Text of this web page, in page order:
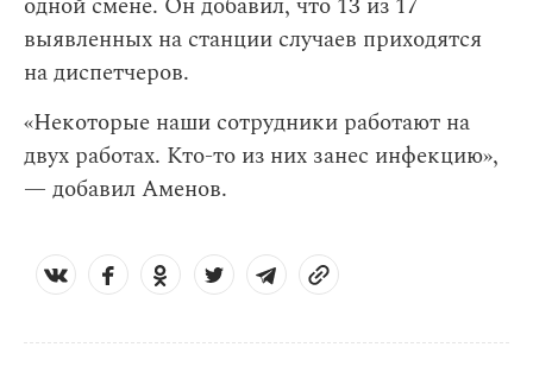
выявленных на станции случаев приходятся
на диспетчеров.
«Некоторые наши сотрудники работают на
двух работах. Кто-то из них занес инфекцию»,
— добавил Аменов.